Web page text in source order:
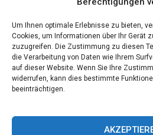
Um Ihnen optimale Erlebnisse zu bieten,
Cookies, um Informationen über Ihr Gerät
zuzugreifen. Die Zustimmung zu diesen
die Verarbeitung von Daten wie Ihrem
auf dieser Website. Wenn Sie Ihre
widerrufen, kann dies bestimmte
beeinträchtigen.
Bare Metal Server?